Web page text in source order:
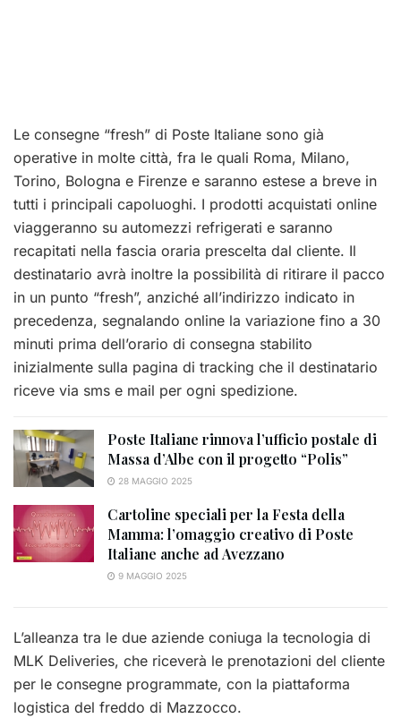
Le consegne “fresh” di Poste Italiane sono già
operative in molte città, fra le quali Roma, Milano,
Torino, Bologna e Firenze e saranno estese a breve in
tutti i principali capoluoghi. I prodotti acquistati online
viaggeranno su automezzi refrigerati e saranno
recapitati nella fascia oraria prescelta dal cliente. Il
destinatario avrà inoltre la possibilità di ritirare il pacco
in un punto “fresh”, anziché all’indirizzo indicato in
precedenza, segnalando online la variazione fino a 30
minuti prima dell’orario di consegna stabilito
inizialmente sulla pagina di tracking che il destinatario
riceve via sms e mail per ogni spedizione.
Poste Italiane rinnova l’ufficio postale di
Massa d’Albe con il progetto “Polis”
28 MAGGIO 2025
Cartoline speciali per la Festa della
Mamma: l’omaggio creativo di Poste
Italiane anche ad Avezzano
9 MAGGIO 2025
L’alleanza tra le due aziende coniuga la tecnologia di
MLK Deliveries, che riceverà le prenotazioni del cliente
per le consegne programmate, con la piattaforma
logistica del freddo di Mazzocco.